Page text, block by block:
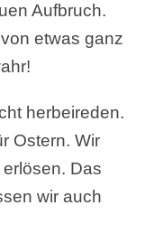
Aufbruch.
etwas ganz
herbeireden.
Ostern. Wir
Das
wir auch